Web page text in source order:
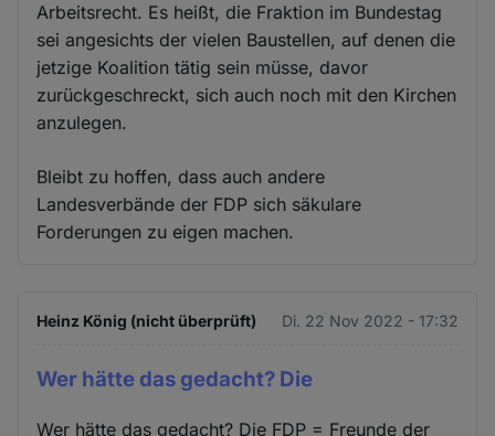
Arbeitsrecht. Es heißt, die Fraktion im Bundestag
sei angesichts der vielen Baustellen, auf denen die
jetzige Koalition tätig sein müsse, davor
zurückgeschreckt, sich auch noch mit den Kirchen
anzulegen.
Bleibt zu hoffen, dass auch andere
Landesverbände der FDP sich säkulare
Forderungen zu eigen machen.
Heinz König (nicht überprüft) Di. 22 Nov 2022 - 17:32
Wer hätte das gedacht? Die
Wer hätte das gedacht? Die FDP = Freunde der